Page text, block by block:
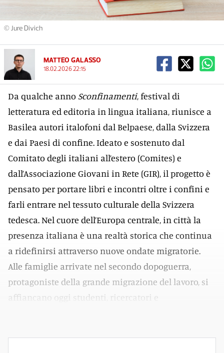
© Jure Divich
MATTEO GALASSO
18.02.2026 22:15
Da qualche anno Sconfinamenti, festival di
letteratura ed editoria in lingua italiana, riunisce a
Basilea autori italofoni dal Belpaese, dalla Svizzera
e dai Paesi di confine. Ideato e sostenuto dal
Comitato degli italiani all’estero (Comites) e
dall’Associazione Giovani in Rete (GIR), il progetto è
pensato per portare libri e incontri oltre i confini e
farli entrare nel tessuto culturale della Svizzera
tedesca. Nel cuore dell’Europa centrale, in città la
presenza italiana è una realtà storica che continua
a ridefinirsi attraverso nuove ondate migratorie.
Alle famiglie arrivate nel secondo dopoguerra,
protagoniste della grande migrazione del lavoro, si
affiancano oggi studenti, ricercatori e